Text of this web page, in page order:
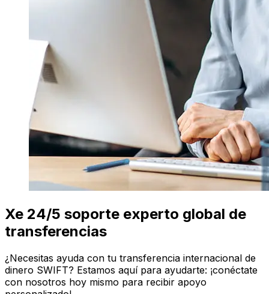
Xe 24/5 soporte experto global de
transferencias
¿Necesitas ayuda con tu transferencia internacional de
dinero SWIFT? Estamos aquí para ayudarte: ¡conéctate
con nosotros hoy mismo para recibir apoyo